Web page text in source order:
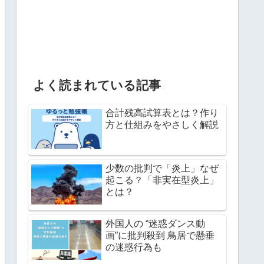
よく読まれている記事
合計残高試算表とは？作り
方と仕組みをやさしく解説
少数の批判で「炎上」なぜ
起こる？「非実在型炎上」
とは？
外国人の “迷惑ダンス動
画”に批判殺到 鳥居で懸垂
の迷惑行為も